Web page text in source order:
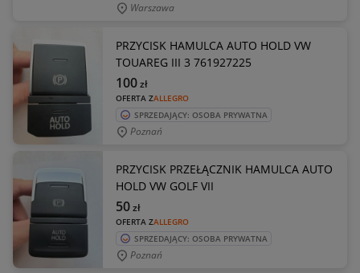
Warszawa
PRZYCISK HAMULCA AUTO HOLD VW
TOUAREG III 3 761927225
OFERTA ZALLEGRO
100zł
SPRZEDAJĄCY: OSOBA PRYWATNA
Poznań
PRZYCISK PRZEŁĄCZNIK HAMULCA AUTO
HOLD VW GOLF VII
OFERTA ZALLEGRO
50zł
SPRZEDAJĄCY: OSOBA PRYWATNA
Poznań